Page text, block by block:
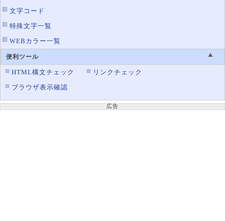
文字コード
特殊文字一覧
WEBカラー一覧
便利ツール
HTML構文チェック
リンクチェック
ブラウザ表示確認
広告